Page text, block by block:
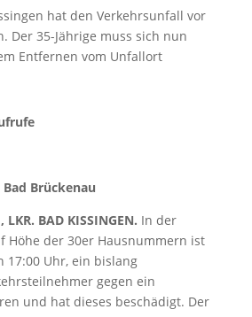
hat den Verkehrsunfall vor
Der 35-Jährige muss sich nun
Entfernen vom Unfallort
Brückenau
LKR. BAD KISSINGEN. In der
Höhe der 30er Hausnummern ist
17:00 Uhr, ein bislang
gegen ein
und hat dieses beschädigt. Der